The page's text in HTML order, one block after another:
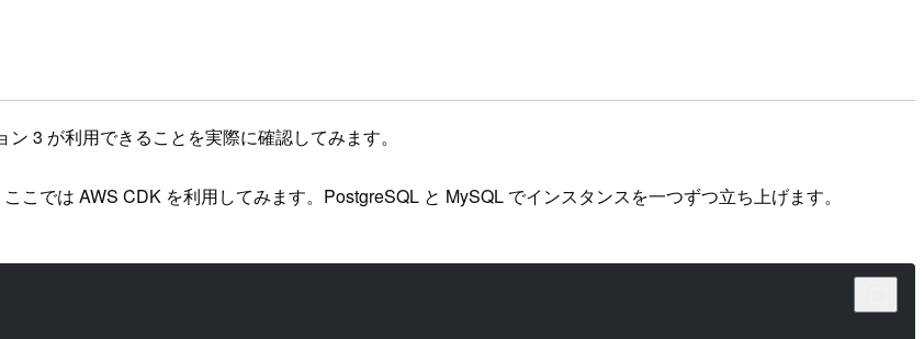
3 が利用できることを実際に確認してみます。
では AWS CDK を利用してみます。PostgreSQL と MySQL でインスタンスを一つずつ立ち上げます。